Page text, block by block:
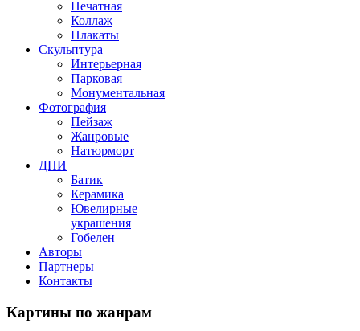
Печатная
Коллаж
Плакаты
Скульптура
Интерьерная
Парковая
Монументальная
Фотография
Пейзаж
Жанровые
Натюрморт
ДПИ
Батик
Керамика
Ювелирные
украшения
Гобелен
Авторы
Партнеры
Контакты
Картины по жанрам